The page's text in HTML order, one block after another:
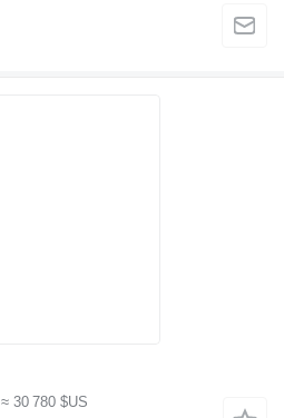
≈ 30 780 $US